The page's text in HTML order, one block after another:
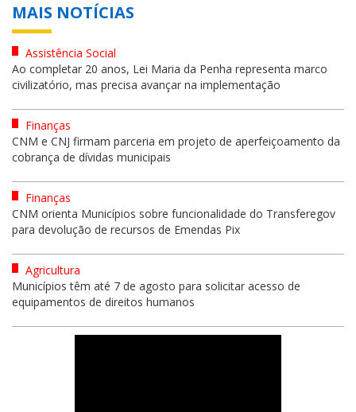
MAIS NOTÍCIAS
Assistência Social
Ao completar 20 anos, Lei Maria da Penha representa marco
civilizatório, mas precisa avançar na implementação
Finanças
CNM e CNJ firmam parceria em projeto de aperfeiçoamento da
cobrança de dívidas municipais
Finanças
CNM orienta Municípios sobre funcionalidade do Transferegov
para devolução de recursos de Emendas Pix
Agricultura
Municípios têm até 7 de agosto para solicitar acesso de
equipamentos de direitos humanos